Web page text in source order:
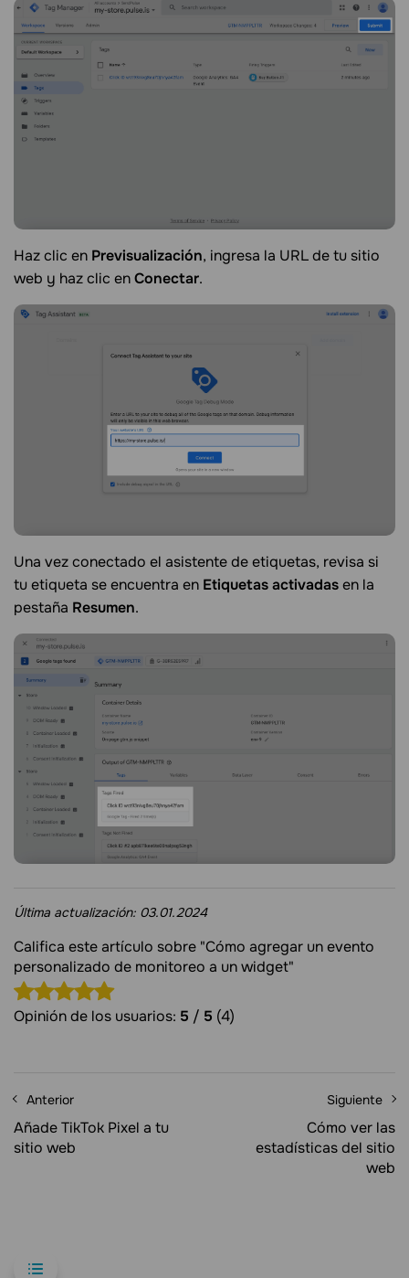
Haz clic en Previsualización, ingresa la URL de tu sitio
web y haz clic enConectar.
Una vez conectado el asistente de etiquetas, revisa si
tu etiqueta se encuentra en Etiquetas activadasen la
pestaña Resumen.
Última actualización: 03.01.2024
Califica este artículo sobre "Cómo agregar un evento
personalizado de monitoreo a un widget"
Opinión de los usuarios: 5 / 5 (4)
Anterior
Añade TikTok Pixel a tu
sitio web
Siguiente
Cómo ver las
estadísticas del sitio
web